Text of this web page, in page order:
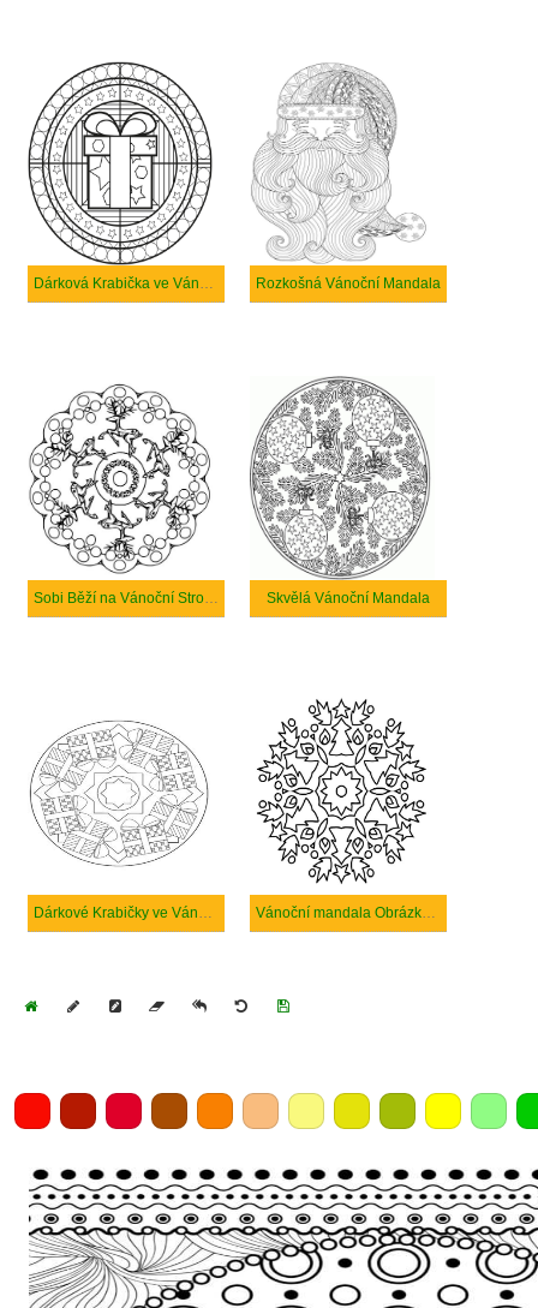
Dárková Krabička ve Vánoční Mandale Rozkošná Vánoční Mandala
Sobi Běží na Vánoční Stromeček Skvělá Vánoční Mandala
Dárkové Krabičky ve Vánoční Mandale Vánoční mandala Obrázky Zdarma